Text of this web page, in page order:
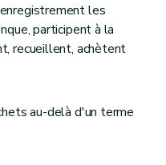
les
participent à la
recueillent, achètent
au-delà d'un terme